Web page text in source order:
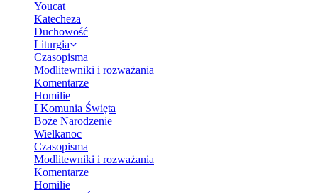
Youcat
Katecheza
Duchowość
Liturgia
Czasopisma
Modlitewniki i rozważania
Komentarze
Homilie
I Komunia Święta
Boże Narodzenie
Wielkanoc
Czasopisma
Modlitewniki i rozważania
Komentarze
Homilie